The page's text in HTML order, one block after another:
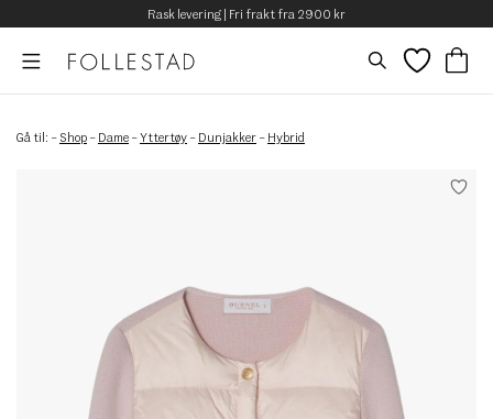
Rask levering | Fri frakt fra 2900 kr
Gå til: – Shop – Dame –Yttertøy – Dunjakker – Hybrid